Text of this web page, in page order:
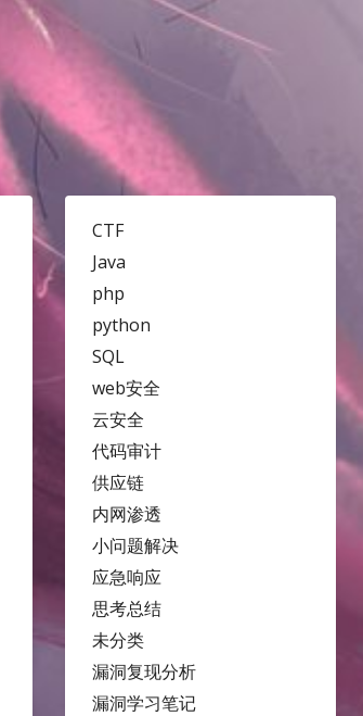
CTF
Java
php
python
SQL
web安全
云安全
代码审计
供应链
内网渗透
小问题解决
应急响应
思考总结
未分类
漏洞复现分析
漏洞学习笔记